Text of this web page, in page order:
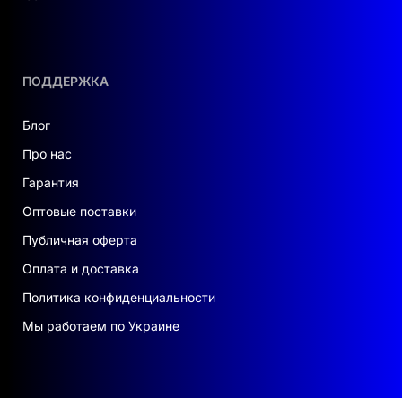
ПОДДЕРЖКА
Блог
Про нас
Гарантия
Оптовые поставки
Публичная оферта
Оплата и доставка
Политика конфиденциальности
Мы работаем по Украине